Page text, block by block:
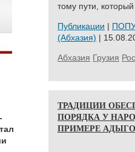
тому пути,
Публикации |
(Абхазия) |
Абхазия Грузия
ТРАДИЦИИ
ПОРЯДКА У
ПРИМЕРЕ